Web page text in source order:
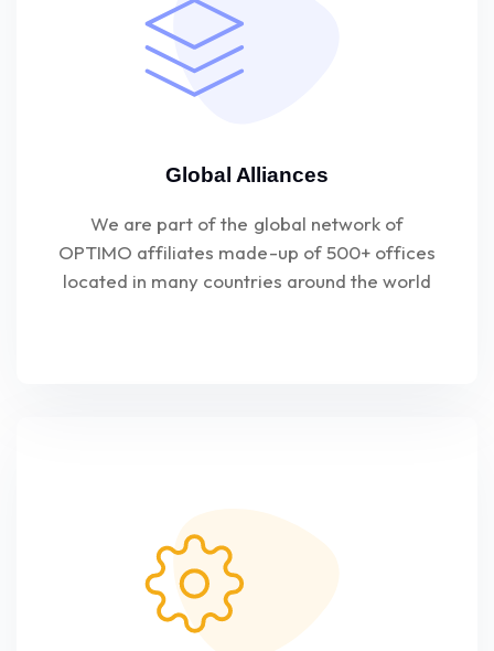
Global Alliances
We are part of the global network of
OPTIMO affiliates made-up of 500+ offices
located in many countries around the world